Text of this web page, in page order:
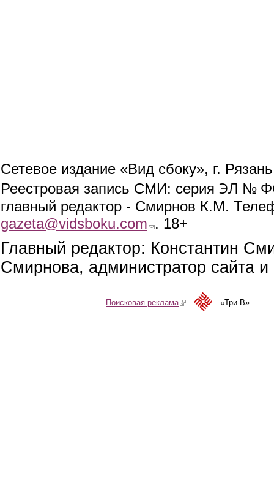
Сетевое издание «Вид сбоку», г.
Реестровая запись СМИ: серия ЭЛ №
главный редактор - Смирнов К.М.
gazeta@vidsboku.com (link sends e-mail)
. 18+
Главный редактор: Константин
Смирнова, администратор сайта
Поисковая реклама(link is external)«Три-В»